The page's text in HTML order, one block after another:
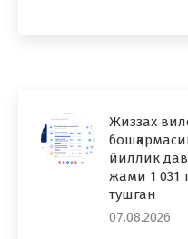
Жиззах
йиллик
жами 1 031
тушган
07.08.2026